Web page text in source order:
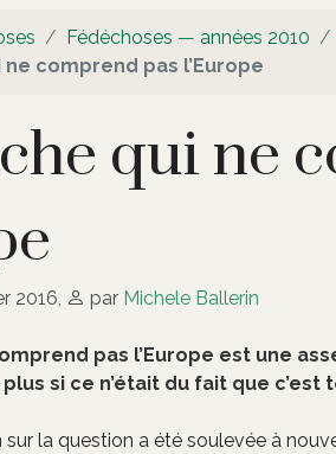
Fédéchoses — années 2010
comprend pas l’Europe
qui ne
2016, par Michele Ballerin
pas l’Europe est une
si ce n’était du fait que
sur la question a été soulevée à